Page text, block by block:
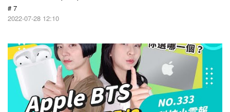
# 7
2022-07-28 12:10